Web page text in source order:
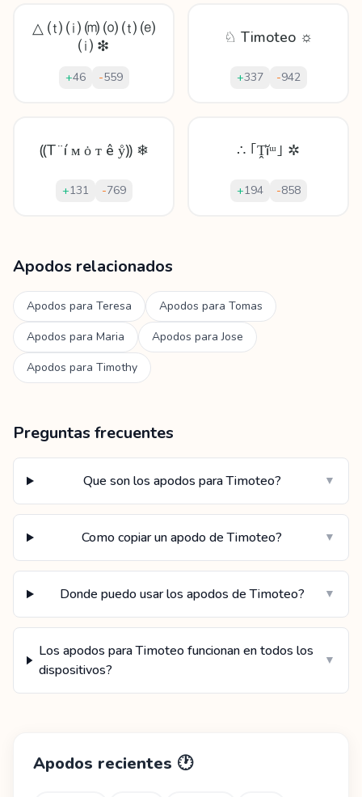
△ ⒯ ⒤ ⒨ ⒪ ⒯ ⒠
⒤ ❇
+46 -559
♘ Timoteo ☼
+337 -942
⸨T ̈ í ᴍ ȯ ᴛ ê ẙ⸩ ❄
+131 -769
∴ ｢Ṱĭᵚ｣ ✲
+194 -858
Apodos relacionados
Apodos para Teresa Apodos para Tomas
Apodos para Maria Apodos paraJose
Apodos para Timothy
Preguntas frecuentes
Que son los apodos para Timoteo? ▼
Como copiar un apodo de Timoteo? ▼
Donde puedo usar los apodos de Timoteo? ▼
Los apodos para Timoteo funcionan en todos los
dispositivos?
▼
Apodos recientes 🕐